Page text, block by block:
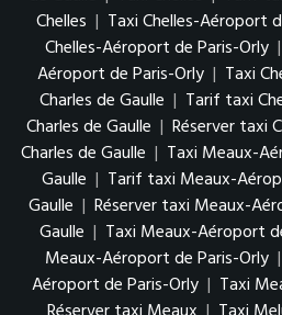
Chelles | Taxi Chelles-Aéroport
Chelles-Aéroport de Paris-Orly |
Aéroport de Paris-Orly | Taxi
Charles de Gaulle | Tarif taxi
Charles de Gaulle | Réserver taxi
Charles de Gaulle | Taxi Meaux-
Gaulle | Tarif taxi Meaux-
Gaulle | Réserver taxi Meaux-
Gaulle | Taxi Meaux-Aéroport
Meaux-Aéroport de Paris-Orly |
Aéroport de Paris-Orly | Taxi